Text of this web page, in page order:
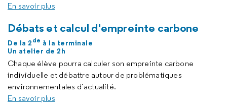
En savoir plus
Débats et calcul d'empreinte carbone
De la 2 de à la terminale
Un atelier de 2h
Chaque élève pourra calculer son empreinte carbone
individuelle et débattre autour de problématiques
environnementales d’actualité.
En savoir plus